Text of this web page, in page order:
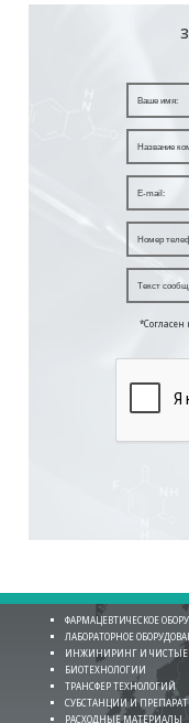
*Согласен
ФАРМАЦЕВТИЧЕСКОЕ
ЛАБОРАТОРНОЕ
ИНЖИНИРИНГ И
БИОТЕХНОЛОГИИ
ТРАНСФЕР ТЕХНОЛОГИЙ
СУБСТАНЦИИ И
РАСХОДНЫЕ МАТЕРИАЛЫ